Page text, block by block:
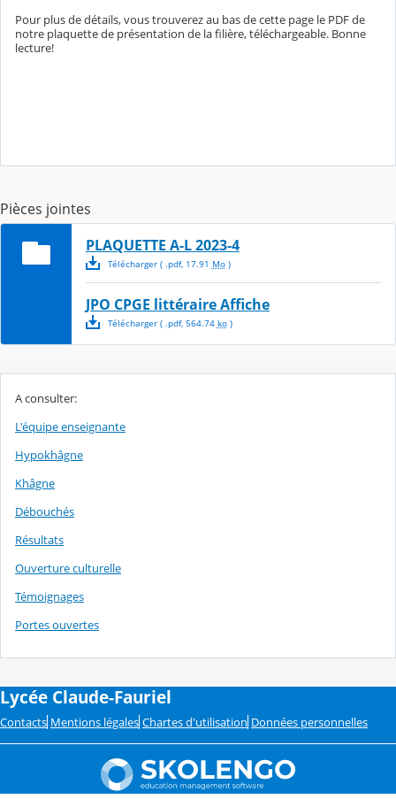
Pour plus de détails, vous trouverez au bas de cette page le PDF de
notre plaquette de présentation de la filière, téléchargeable. Bonne
lecture!
Pièces jointes
PLAQUETTE A-L 2023-4
Télécharger( .pdf, 17.91 Mo)
JPO CPGE littéraire Affiche
Télécharger( .pdf, 564.74 ko)
A consulter:
L'équipe enseignante
Hypokhâgne
Khâgne
Débouchés
Résultats
Ouverture culturelle
Témoignages
Portes ouvertes
Lycée Claude-Fauriel
Contacts Mentions légales Chartes d'utilisation Données personnelles